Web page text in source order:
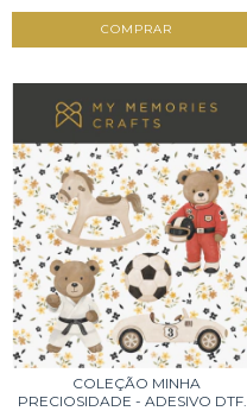
COLEÇÃO MINHA
PRECIOSIDADE - ADESIVO DTF...